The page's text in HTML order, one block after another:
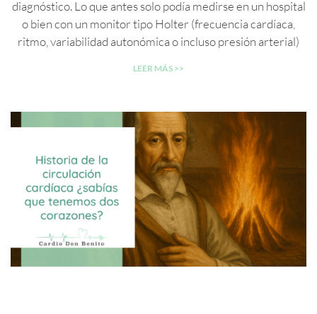
diagnóstico. Lo que antes solo podía medirse en un hospital
o bien con un monitor tipo Holter (frecuencia cardíaca,
ritmo, variabilidad autonómica o incluso presión arterial)
LEER MÁS >>